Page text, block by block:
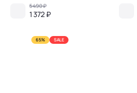
5 490 ₽
1 372 ₽
65% SALE